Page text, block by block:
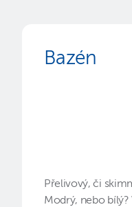
Bazén
Přelivový, či
Modrý, nebo bílý?